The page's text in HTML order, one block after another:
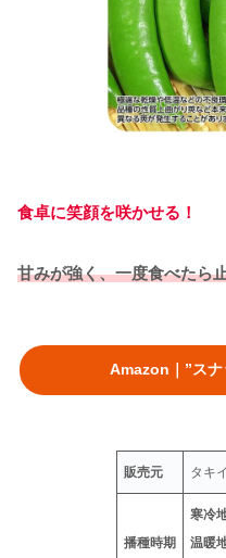
食卓に笑顔を咲かせる！
甘みが強く、一度食べたら
Amazon｜”スナ
販売元 タキ
播種時期
寒冷
温暖